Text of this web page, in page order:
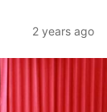
2 years ago